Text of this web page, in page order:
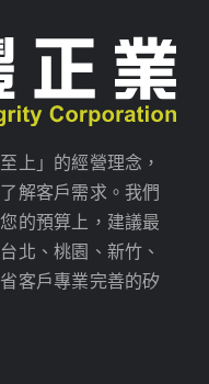
上」的經營理念，
解客戶需求。我們
的預算上，建議最
北、桃園、新竹、
客戶專業完善的矽